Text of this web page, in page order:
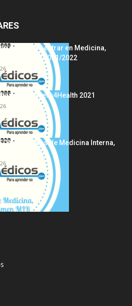
corte para entrar en Medicina,
2023 vs 2021/2022
Innomakers4Health 2021
Principios de Medicina Interna,